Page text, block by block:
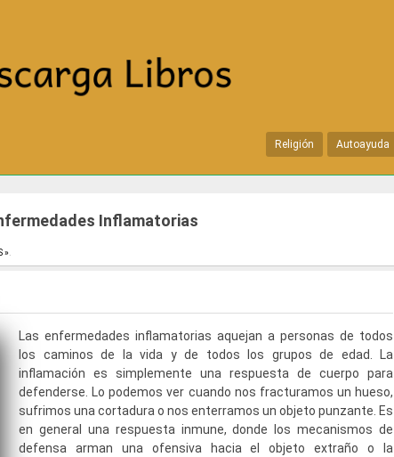
Religión Autoayuda
Inflamatorias
»
Las enfermedades inflamatorias aquejan a personas de todos
los caminos de la vida y de todos los grupos de edad. La
inflamación es simplemente una respuesta de cuerpo para
defenderse. Lo podemos ver cuando nos fracturamos un hueso,
sufrimos una cortadura o nos enterramos un objeto punzante. Es
en general una respuesta inmune, donde los mecanismos de
defensa arman una ofensiva hacia el objeto extraño o la